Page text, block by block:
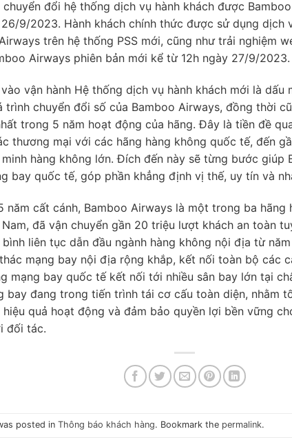
đổi hệ thống dịch vụ hành khách được
26/9/2023. Hành khách chính thức được sử dụng dịch
trên hệ thống PSS mới, cũng như trải nghiệm
Airways phiên bản mới kể từ 12h ngày 27/9/2023.
vận hành Hệ thống dịch vụ hành khách mới là dấu
trình chuyển đổi số của Bamboo Airways, đồng thời
trong 5 năm hoạt động của hãng. Đây là tiền đề
thương mại với các hãng hàng không quốc tế, đến
minh hàng không lớn. Đích đến này sẽ từng bước giúp
bay quốc tế, góp phần khẳng định vị thế, uy tín và
năm cất cánh, Bamboo Airways là một trong ba
đã vận chuyển gần 20 triệu lượt khách an toàn
liên tục dẫn đầu ngành hàng không nội địa từ
mạng bay nội địa rộng khắp, kết nối toàn bộ các
mạng bay quốc tế kết nối tới nhiều sân bay lớn tại
bay đang trong tiến trình tái cơ cấu toàn diện, nhằm
hiệu quả hoạt động và đảm bảo quyền lợi bền vững
đối tác.
posted in Thông báo khách hàng. Bookmark the permalink.